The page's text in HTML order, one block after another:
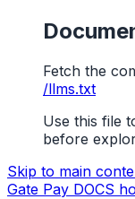
Fetch the
/llms.txt
Use this file
before
Skip to main
Gate Pay DOCS